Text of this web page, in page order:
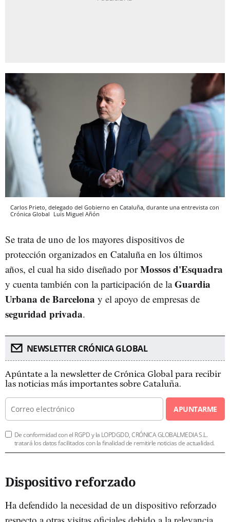
Carlos Prieto, delegado del Gobierno en Cataluña, durante una entrevista con
Crónica Global Luis Miguel Añón
Se trata de uno de los mayores dispositivos de
protección organizados en Cataluña en los últimos
años, el cual ha sido diseñado porMossos d'Esquadra
y cuenta también con la participación de laGuardia
Urbana de Barcelona y el apoyo de empresas de
seguridad privada.
NEWSLETTER CRÓNICA GLOBAL
Apúntate a la newsletter de Crónica Global para recibir
las noticias más importantes sobre Cataluña.
APUNTARME
De conformidad con el RGPD y la LOPDGDD, CRÓNICA GLOBALMEDIA S.L.
tratará los datos facilitados con la finalidad de remitirle noticias de actualidad.
Dispositivo reforzado
Ha defendido la necesidad de un dispositivo reforzado